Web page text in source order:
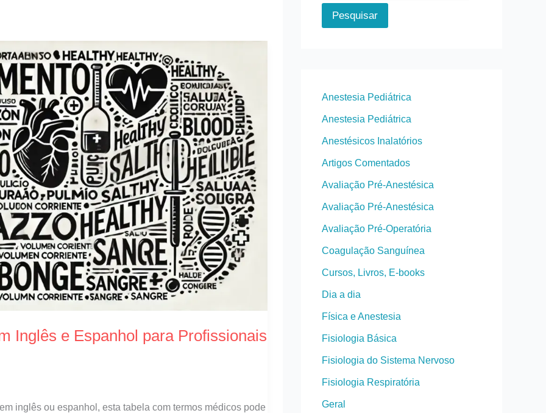
Inglês e Espanhol para Profissionais
inglês ou espanhol, esta tabela com termos médicos pode
Pesquisar
Anestesia Pediátrica
Anestesia Pediátrica
Anestésicos Inalatórios
Artigos Comentados
Avaliação Pré-Anestésica
Avaliação Pré-Anestésica
Avaliação Pré-Operatória
Coagulação Sanguínea
Cursos, Livros, E-books
Dia a dia
Física e Anestesia
Fisiologia Básica
Fisiologia do Sistema Nervoso
Fisiologia Respiratória
Geral